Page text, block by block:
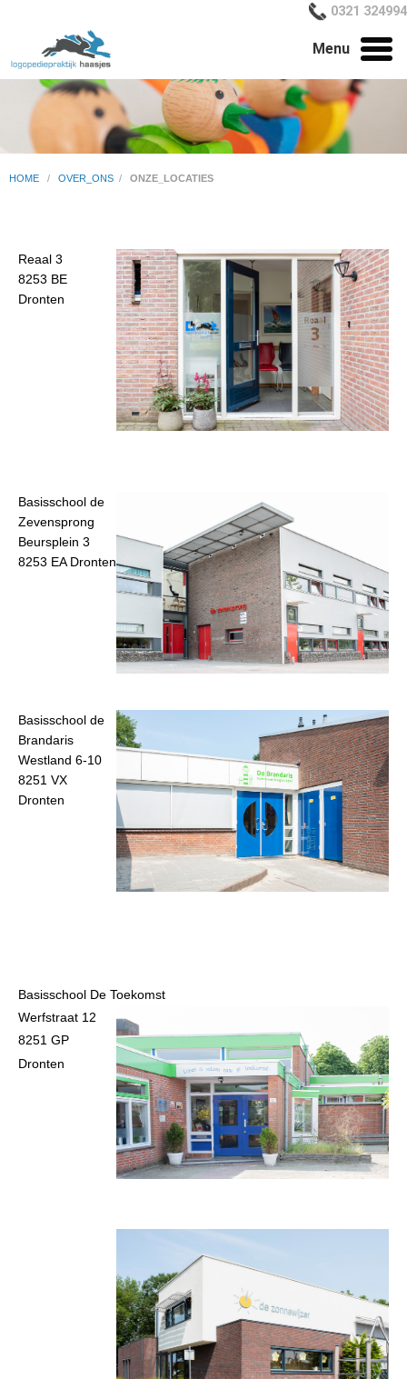
0321 324994
Menu
HOME / OVER_ONS / ONZE_LOCATIES
Reaal 3
8253 BE
Dronten
Basisschool de
Zevensprong
Beursplein 3
8253 EA Dronten
Basisschool de
Brandaris
Westland 6-10
8251 VX
Dronten
Basisschool De Toekomst
Werfstraat 12
8251 GP
Dronten